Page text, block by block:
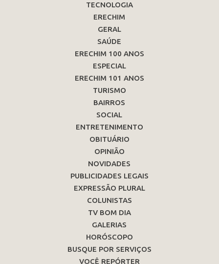
TECNOLOGIA
ERECHIM
GERAL
SAÚDE
ERECHIM 100 ANOS
ESPECIAL
ERECHIM 101 ANOS
TURISMO
BAIRROS
SOCIAL
ENTRETENIMENTO
OBITUÁRIO
OPINIÃO
NOVIDADES
PUBLICIDADES LEGAIS
EXPRESSÃO PLURAL
COLUNISTAS
TV BOM DIA
GALERIAS
HORÓSCOPO
BUSQUE POR SERVIÇOS
VOCÊ REPÓRTER